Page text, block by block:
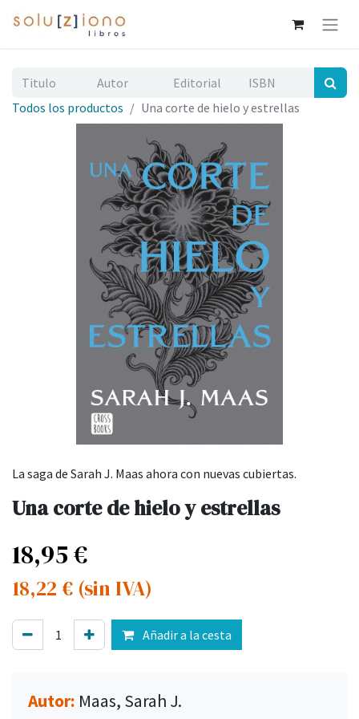
Todos los productos Una corte de hielo y estrellas
La saga de Sarah J. Maas ahora con nuevas cubiertas.
Una corte de hielo y estrellas
18,95€
18,22 € (sin IVA)
Añadir a la cesta
Autor: Maas, Sarah J.